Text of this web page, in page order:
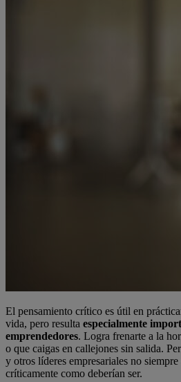
El pensamiento crítico es útil en
vida, pero resulta especialmente
emprendedores. Logra frenarte a la
o que caigas en callejones sin salida.
y otros líderes empresariales no
críticamente como deberían ser.